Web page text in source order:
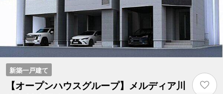
新築一戸建て
【オープンハウスグループ】メルディア川
♡